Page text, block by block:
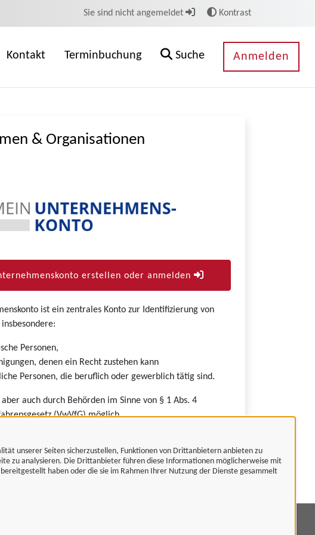
unserer Seiten sicherzustellen, Funktionen von Drittanbietern anbieten zu
zu analysieren. Die Drittanbieter führen diese Informationen möglicherweise mit
haben oder die sie im Rahmen Ihrer Nutzung der Dienste gesammelt
Sie sind nicht angemeldet Kontrast
Kontakt Terminbuchung Suche Anmelden
& Organisationen
erstellen oder anmelden
ist ein zentrales Konto zur Identifizierung von
Personen,
denen ein Recht zustehen kann
Personen, die beruflich oder gewerblich tätig sind.
aber auch durch Behörden im Sinne von § 1 Abs. 4
(VwVfG) möglich.